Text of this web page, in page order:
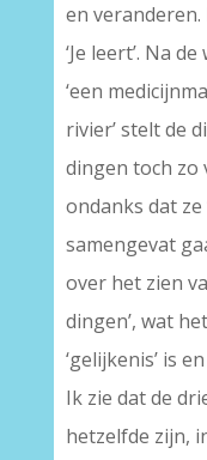
en
‘Je leert’. Na
‘een
rivier’ stelt de
dingen toch zo
ondanks dat ze
samengevat
over het zien
dingen’, wat
‘gelijkenis’ is
Ik zie dat de
hetzelfde zijn,